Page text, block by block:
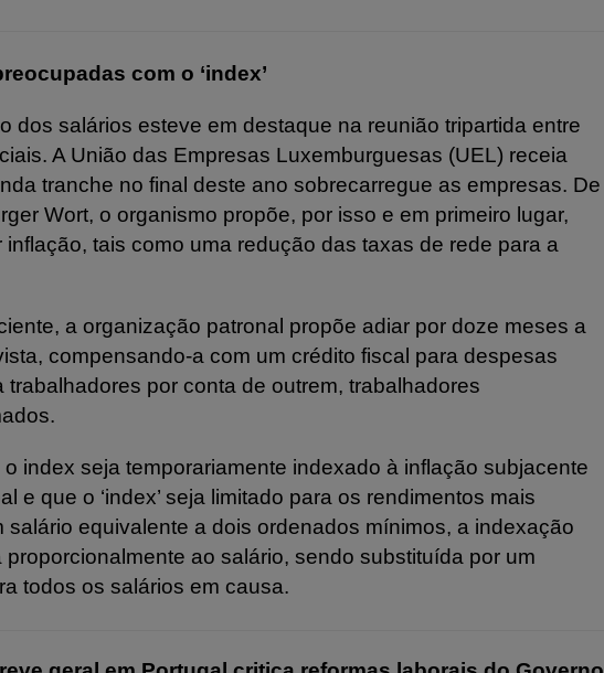
com o ‘index’
dos salários esteve em destaque na reunião tripartida entre
A União das Empresas Luxemburguesas (UEL) receia
tranche no final deste ano sobrecarregue as empresas. De
Wort, o organismo propõe, por isso e em primeiro lugar,
tais como uma redução das taxas de rede para a
a organização patronal propõe adiar por doze meses a
compensando-a com um crédito fiscal para despesas
trabalhadores por conta de outrem, trabalhadores
index seja temporariamente indexado à inflação subjacente
e que o ‘index’ seja limitado para os rendimentos mais
salário equivalente a dois ordenados mínimos, a indexação
ao salário, sendo substituída por um
todos os salários em causa.